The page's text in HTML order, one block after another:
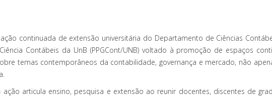
continuada de extensão universitária do Departamento de Ciências
Contábeis da UnB (PPGCont/UNB) voltado à promoção de espaços
temas contemporâneos da contabilidade, governança e mercado, não
articula ensino, pesquisa e extensão ao reunir docentes, discentes de